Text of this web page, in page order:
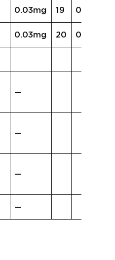
0.03mg 19 0.35mg
0.03mg 20 0.64mg
—
—
—
—